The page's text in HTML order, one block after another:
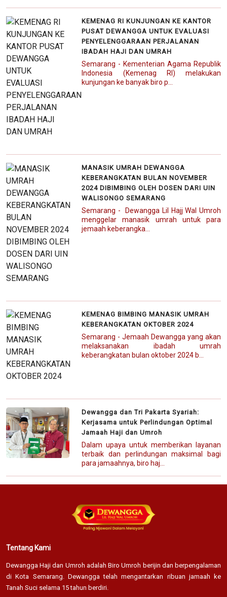
KEMENAG RI KUNJUNGAN KE KANTOR
PUSAT DEWANGGA UNTUK EVALUASI
PENYELENGGARAAN PERJALANAN
IBADAH HAJI DAN UMRAH
Semarang - Kementerian Agama Republik
Indonesia (Kemenag RI) melakukan
kunjungan ke banyak biro p...
MANASIK UMRAH DEWANGGA
KEBERANGKATAN BULAN NOVEMBER
2024 DIBIMBING OLEH DOSEN DARI UIN
WALISONGO SEMARANG
Semarang - Dewangga Lil Hajj Wal Umroh
menggelar manasik umrah untuk para
jemaah keberangka...
KEMENAG BIMBING MANASIK UMRAH
KEBERANGKATAN OKTOBER 2024
Semarang - Jemaah Dewangga yang akan
melaksanakan ibadah umrah
keberangkatan bulan oktober 2024 b...
Dewangga dan Tri Pakarta Syariah:
Kerjasama untuk Perlindungan Optimal
Jamaah Haji dan Umroh
Dalam upaya untuk memberikan layanan
terbaik dan perlindungan maksimal bagi
para jamaahnya, biro haj...
Tentang Kami
Dewangga Haji dan Umroh adalah Biro Umroh berijin dan berpengalaman
di Kota Semarang. Dewangga telah mengantarkan ribuan jamaah ke
Tanah Suci selama 15 tahun berdiri.